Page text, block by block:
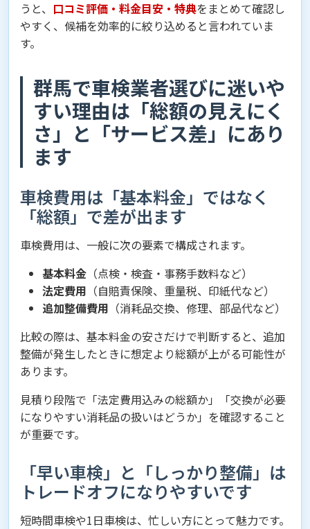
うと、 口コミ評価・料金目安・特典をまとめて確認し
やすく、候補を効率的に絞り込めると言われていま
す。
群馬で車検業者選びに迷いや
すい理由は「総額の見えにく
さ」と「サービス差」にあり
ます
車検費用は「基本料金」ではなく
「総額」で差が出ます
車検費用は、一般に次の要素で構成されます。
基本料金 （点検・検査・事務手数料など）
法定費用 （自賠責保険、重量税、印紙代など）
追加整備費用 （消耗品交換、修理、部品代など）
比較の際は、基本料金の安さだけで判断すると、追加
整備が発生したときに想定より総額が上がる可能性が
あります。
見積り段階で「法定費用込みの総額か」「交換が必要
になりやすい消耗品の扱いはどうか」を確認すること
が重要です。
「早い車検」と「しっかり整備」は
トレードオフになりやすいです
短時間車検や1日車検は、忙しい方にとって魅力です。